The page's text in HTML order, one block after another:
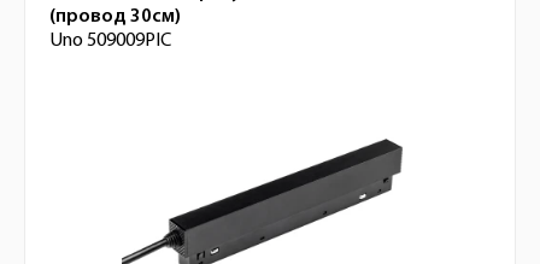
(провод 30см)
Uno 509009PIC